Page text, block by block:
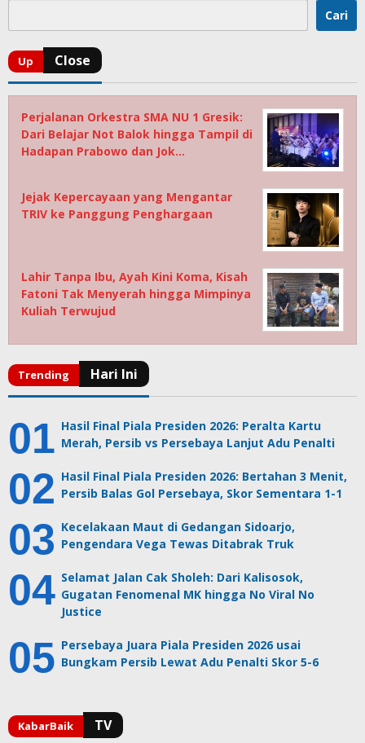
Cari
Perjalanan Orkestra SMA NU 1 Gresik:
Dari Belajar Not Balok hingga Tampil di
Hadapan Prabowo dan Jok…
Jejak Kepercayaan yang Mengantar
TRIV ke Panggung Penghargaan
Lahir Tanpa Ibu, Ayah Kini Koma, Kisah
Fatoni Tak Menyerah hingga Mimpinya
Kuliah Terwujud
Hasil Final Piala Presiden 2026: Peralta Kartu
Merah, Persib vs Persebaya Lanjut Adu Penalti
Hasil Final Piala Presiden 2026: Bertahan 3 Menit,
Persib Balas Gol Persebaya, Skor Sementara 1-1
Kecelakaan Maut di Gedangan Sidoarjo,
Pengendara Vega Tewas Ditabrak Truk
Selamat Jalan Cak Sholeh: Dari Kalisosok,
Gugatan Fenomenal MK hingga No Viral No
Justice
Persebaya Juara Piala Presiden 2026 usai
Bungkam Persib Lewat Adu Penalti Skor 5-6